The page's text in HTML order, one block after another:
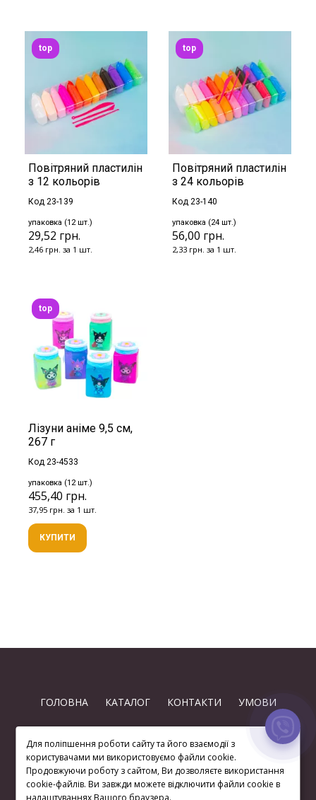
Повітряний пластилін
з 12 кольорів
Код 23-139
упаковка (12 шт.)
29,52 грн.
2,46 грн. за 1 шт.
top
Повітряний пластилін
з 24 кольорів
Код 23-140
упаковка (24 шт.)
56,00 грн.
2,33 грн. за 1 шт.
top
Лізуни аніме 9,5 см,
267 г
Код 23-4533
упаковка (12 шт.)
455,40 грн.
37,95 грн. за 1 шт.
top
КУПИТИ
ГОЛОВНА КАТАЛОГ КОНТАКТИ УМОВИ
(063) 872 74-97
Для поліпшення роботи сайту та його взаємодії з
користувачами ми використовуємо файли cookie.
Продовжуючи роботу з сайтом, Ви дозволяєте використання
cookie-файлів. Ви завжди можете відключити файли cookie в
налаштуваннях Вашого браузера.